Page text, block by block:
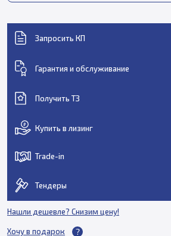
Запросить КП
Гарантия и обслуживание
Получить ТЗ
Купить в лизинг
Trade-in
Тендеры
Нашли дешевле? Снизим цену!
Хочу в подарок